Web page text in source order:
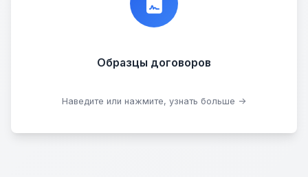
Образцы договоров
Наведите или нажмите, узнать больше →
Договор купли-продажи
Скачать образцы